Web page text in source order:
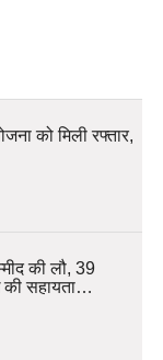
को मिली रफ्तार,
की लौ, 39
सहायता…